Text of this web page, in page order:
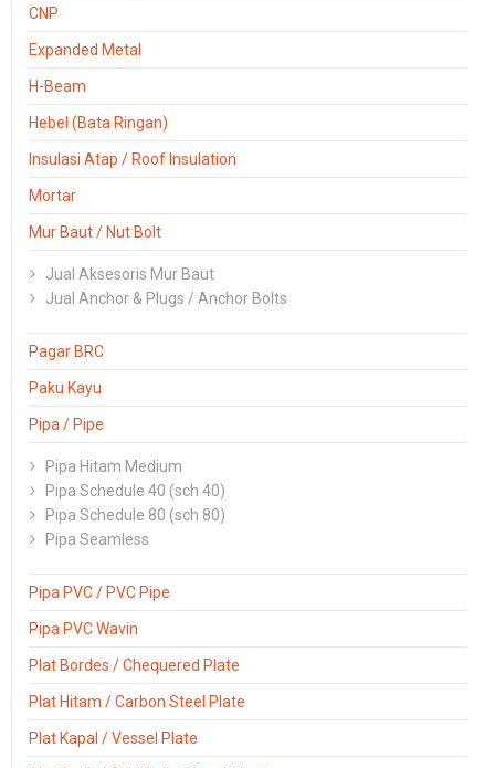
CNP
Expanded Metal
H-Beam
Hebel (Bata Ringan)
Insulasi Atap / Roof Insulation
Mortar
Mur Baut / Nut Bolt
Jual Aksesoris Mur Baut
Jual Anchor & Plugs / Anchor Bolts
Pagar BRC
Paku Kayu
Pipa / Pipe
Pipa Hitam Medium
Pipa Schedule 40 (sch 40)
Pipa Schedule 80 (sch 80)
Pipa Seamless
Pipa PVC / PVC Pipe
Pipa PVC Wavin
Plat Bordes / Chequered Plate
Plat Hitam / Carbon Steel Plate
Plat Kapal / Vessel Plate